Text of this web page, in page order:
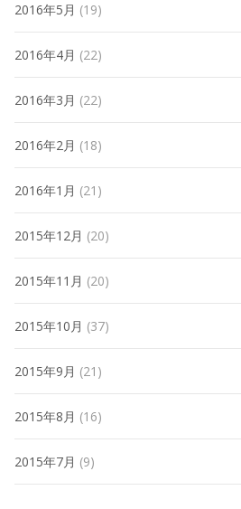
2016年5月 (19)
2016年4月 (22)
2016年3月 (22)
2016年2月 (18)
2016年1月 (21)
2015年12月 (20)
2015年11月 (20)
2015年10月 (37)
2015年9月 (21)
2015年8月 (16)
2015年7月 (9)